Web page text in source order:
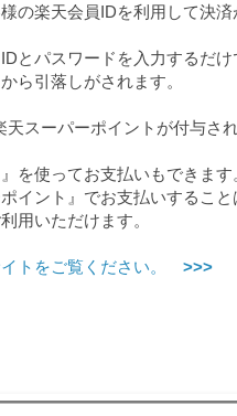
の楽天会員IDを利用して決済
とパスワードを入力するだけ
ら引落しがされます。
スーパーポイントが付与され
を使ってお支払いもできます
イント』でお支払いすること
用いただけます。
トをご覧ください。 >>>